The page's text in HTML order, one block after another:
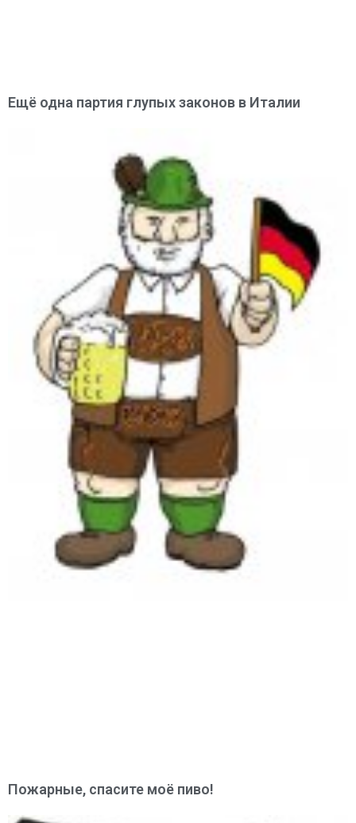
Ещё одна партия глупых законов в Италии
Пожарные, спасите моё пиво!